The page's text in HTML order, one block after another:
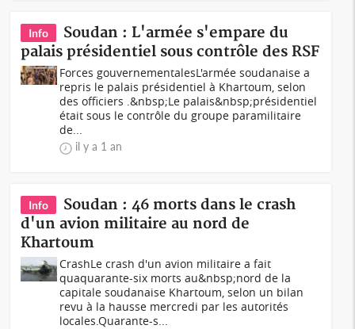
Info
Soudan : L'armée s'empare du
palais présidentiel sous contrôle des RSF
Forces gouvernementalesL'armée soudanaise a
repris le palais présidentiel à Khartoum, selon
des officiers .&nbsp;Le palais&nbsp;présidentiel
était sous le contrôle du groupe paramilitaire
de...
il y a 1 an
Info
Soudan : 46 morts dans le crash
d'un avion militaire au nord de
Khartoum
CrashLe crash d'un avion militaire a fait
quaquarante-six morts au&nbsp;nord de la
capitale soudanaise Khartoum, selon un bilan
revu à la hausse mercredi par les autorités
locales.Quarante-s...